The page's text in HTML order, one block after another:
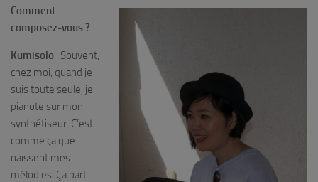
Comment
composez-vous ?
Kumisolo : Souvent,
chez moi, quand je
suis toute seule, je
pianote sur mon
synthétiseur. C’est
comme ça que
naissent mes
mélodies. Ça part